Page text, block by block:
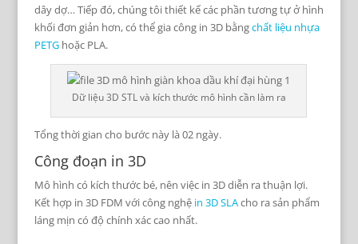
dây dợ… Tiếp đó, chúng tôi thiết kế các phần tương tự ở hình
khối đơn giản hơn, có thể gia công in 3D bằngchất liệu nhựa
PETGhoặc PLA.
Dữ liệu 3D STL và kích thước mô hình cần làm ra
Tổng thời gian cho bước này là 02 ngày.
Công đoạn in 3D
Mô hình có kích thước bé, nên việc in 3D diễn ra thuận lợi.
Kết hợp in 3D FDM với công nghệ in 3D SLAcho ra sản phẩm
láng mịn có độ chính xác cao nhất.